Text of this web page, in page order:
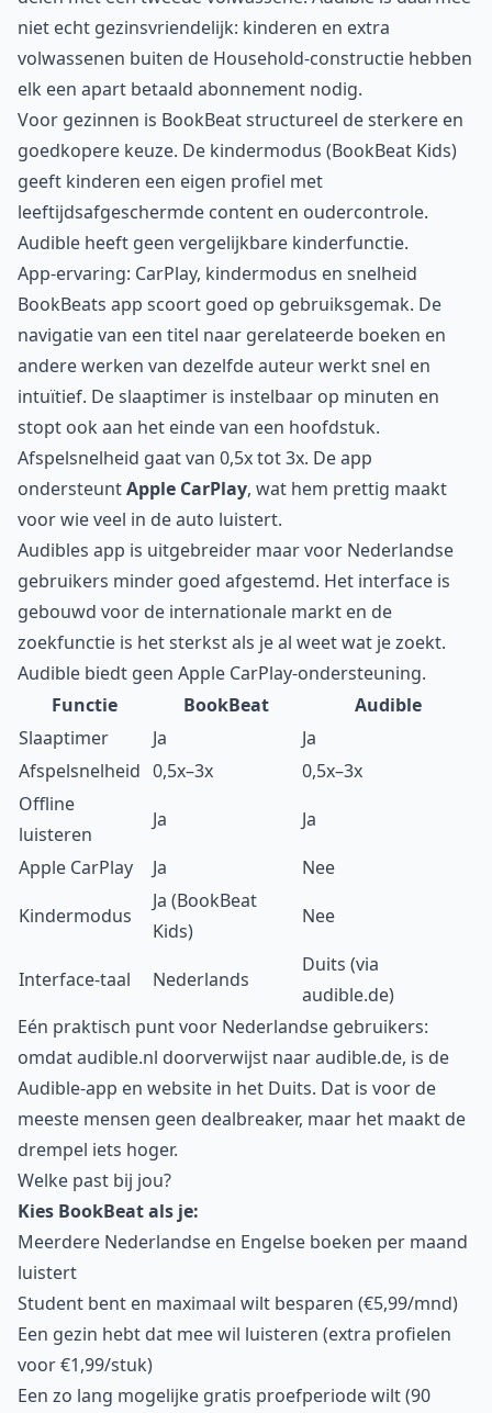
niet echt gezinsvriendelijk: kinderen en extra
volwassenen buiten de Household-constructie hebben
elk een apart betaald abonnement nodig.
Voor gezinnen is BookBeat structureel de sterkere en
goedkopere keuze. De kindermodus (BookBeat Kids)
geeft kinderen een eigen profiel met
leeftijdsafgeschermde content en oudercontrole.
Audible heeft geen vergelijkbare kinderfunctie.
App-ervaring: CarPlay, kindermodus en snelheid
BookBeats app scoort goed op gebruiksgemak. De
navigatie van een titel naar gerelateerde boeken en
andere werken van dezelfde auteur werkt snel en
intuïtief. De slaaptimer is instelbaar op minuten en
stopt ook aan het einde van een hoofdstuk.
Afspelsnelheid gaat van 0,5x tot 3x. De app
ondersteuntApple CarPlay, wat hem prettig maakt
voor wie veel in de auto luistert.
Audibles app is uitgebreider maar voor Nederlandse
gebruikers minder goed afgestemd. Het interface is
gebouwd voor de internationale markt en de
zoekfunctie is het sterkst als je al weet wat je zoekt.
Audible biedt geen Apple CarPlay-ondersteuning.
Functie
BookBeat
Audible
Slaaptimer
Ja
Ja
Afspelsnelheid 0,5x–3x
0,5x–3x
Offline
luisteren
Ja
Ja
Apple CarPlay
Ja
Nee
Kindermodus
Ja (BookBeat
Kids)
Nee
Interface-taal Nederlands
Duits (via
audible.de)
Eén praktisch punt voor Nederlandse gebruikers:
omdat audible.nl doorverwijst naar audible.de, is de
Audible-app en website in het Duits. Dat is voor de
meeste mensen geen dealbreaker, maar het maakt de
drempel iets hoger.
Welke past bij jou?
Kies BookBeat als je:
Meerdere Nederlandse en Engelse boeken per maand
luistert
Student bent en maximaal wilt besparen (€5,99/mnd)
Een gezin hebt dat mee wil luisteren (extra profielen
voor €1,99/stuk)
Een zo lang mogelijke gratis proefperiode wilt (90